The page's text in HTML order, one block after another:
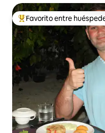
De los mejores en Favorito
Favorito entre